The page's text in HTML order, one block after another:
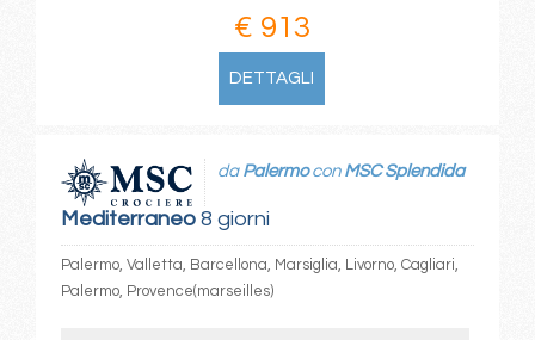
€ 913
DETTAGLI
Mediterraneo8 giorni
da Palermocon MSC Splendida
Palermo, Valletta, Barcellona, Marsiglia, Livorno, Cagliari,
Palermo, Provence(marseilles)